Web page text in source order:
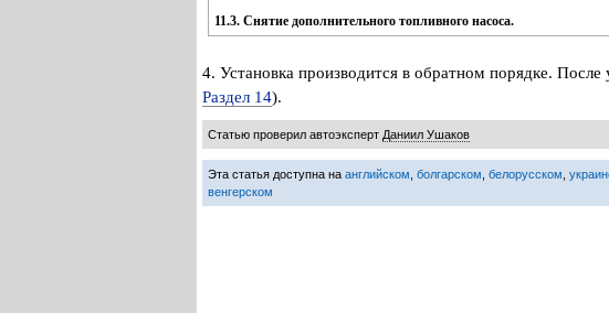
11.3. Снятие дополнительного топливного насоса.
4. Установка производится в обратном порядке.
Раздел 14).
Статью проверил автоэксперт Даниил Ушаков
Эта статья доступна на английском болгарском белорусском
венгерском